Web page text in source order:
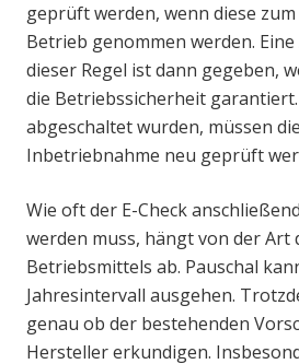
geprüft werden, wenn diese
Betrieb genommen werden.
dieser Regel ist dann gegeben,
die Betriebssicherheit
abgeschaltet wurden, müssen
Inbetriebnahme neu geprüft
Wie oft der E-Check
werden muss, hängt von der Art
Betriebsmittels ab. Pauschal
Jahresintervall ausgehen.
genau ob der bestehenden
Hersteller erkundigen.